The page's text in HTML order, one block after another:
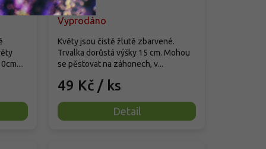
Vyprodáno
49 Kč / ks
Detail
Květy jsou čistě žlutě zbarvené.
Trvalka dorůstá výšky 15 cm. Mohou
se pěstovat na záhonech, v...